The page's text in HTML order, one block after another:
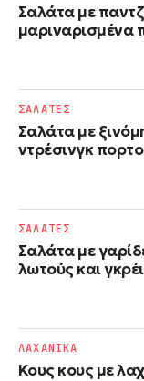
Σαλάτα με
μαριναρισμένα
Σαλάτα με
ντρέσινγκ
ΣΑΛΑΤΕΣ
Σαλάτα με
λωτούς και
ΣΑΛΑΤΕΣ
Κους κους με
ΛΑΧΑΝΙΚΑ